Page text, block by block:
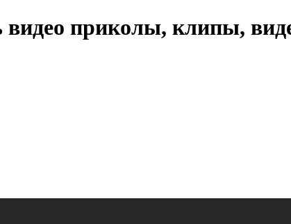
приколы, клипы,